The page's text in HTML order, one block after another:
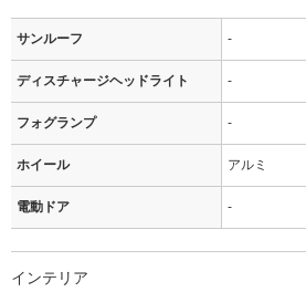
サンルーフ -
ディスチャージヘッドライト -
フォグランプ -
ホイール アルミ
電動ドア -
インテリア